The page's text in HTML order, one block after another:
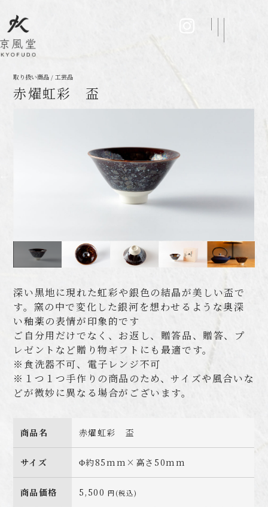
取り扱い商品 / 工芸品
赤燿虹彩 盃
深い黒地に現れた虹彩や銀色の結晶が美しい盃で
す。窯の中で変化した銀河を想わせるような奥深
い釉薬の表情が印象的です
ご自分用だけでなく、お返し、贈答品、贈答、プ
レゼントなど贈り物ギフトにも最適です。
※食洗器不可、電子レンジ不可
※１つ１つ手作りの商品のため、サイズや風合いな
どが微妙に異なる場合がございます。
商品名 赤燿虹彩 盃
サイズ Φ約85mm×高さ50mm
商品価格 5,500 円(税込)